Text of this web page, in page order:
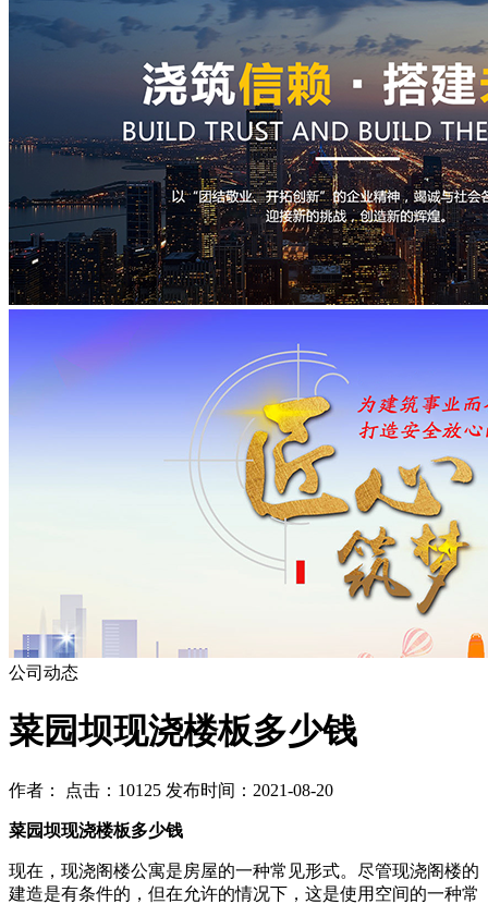
公司动态
菜园坝现浇楼板多少钱
作者： 点击：10125 发布时间：2021-08-20
菜园坝现浇楼板多少钱
现在，现浇阁楼公寓是房屋的一种常见形式。尽管现浇阁楼的
建造是有条件的，但在允许的情况下，这是使用空间的一种常